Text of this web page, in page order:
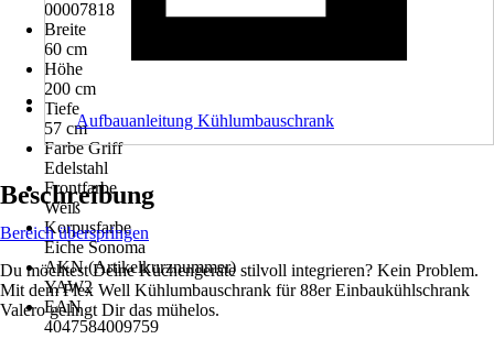
00007818
Breite
60 cm
Höhe
200 cm
Tiefe
57 cm
Farbe Griff
Edelstahl
Frontfarbe
Weiß
Korpusfarbe
Eiche Sonoma
AKN (Artikelkurznummer)
YAW2
EAN
4047584009759
Aufbauanleitung Kühlumbauschrank
Beschreibung
Bereich überspringen
Du möchtest Deine Küchengeräte stilvoll integrieren? Kein Problem.
Mit dem Flex Well Kühlumbauschrank für 88er Einbaukühlschrank
Valero gelingt Dir das mühelos.